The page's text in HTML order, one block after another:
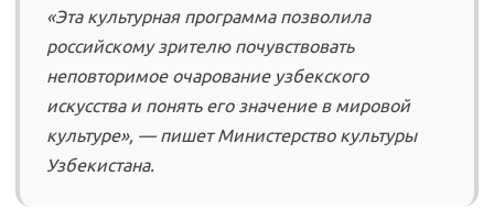
«Эта культурная программа позволила
российскому зрителю почувствовать
неповторимое очарование узбекского
искусства и понять его значение в мировой
культуре», — пишет Министерство культуры
Узбекистана.